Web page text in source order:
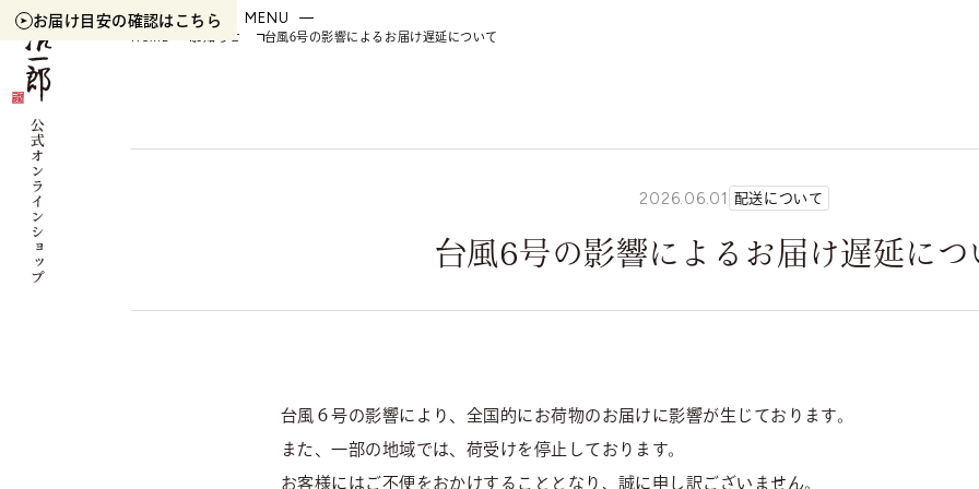
ITEM CART MYPAGE MENU
お届け目安の確認はこちら
お知らせ 台風6号の影響によるお届け遅延について
2026.06.01 配送について
台風6号の影響によるお届け遅延につ
台風６号の影響により、全国的にお荷物のお届けに影響が生じております。
また、一部の地域では、荷受けを停止しております。
お客様にはご不便をおかけすることとなり、誠に申し訳ございません。